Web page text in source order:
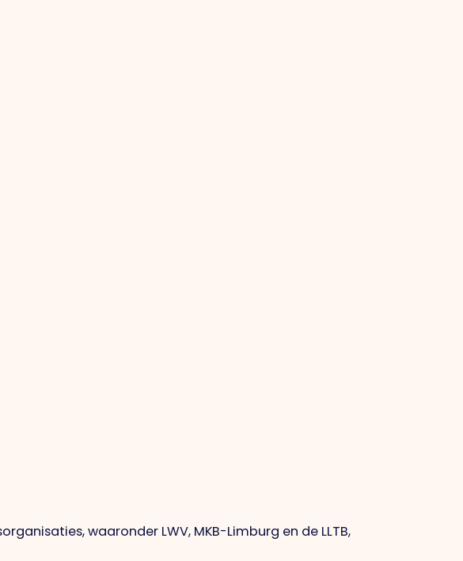
waaronder LWV, MKB-Limburg en de LLTB,